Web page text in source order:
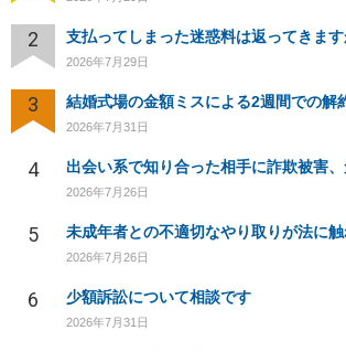
2 支払ってしまった迷惑料は返ってきます
2026年7月29日
3
2026年7月31日
4
2026年7月26日
5 未成年者との不適切なやり取りが法に
2026年7月26日
6 少額訴訟について相談です
2026年7月31日